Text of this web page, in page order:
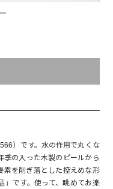
）です。水の作用で丸くな
季の入った木製のピールから
素を削ぎ落とした控えめな形
）です。使って、眺めてお楽